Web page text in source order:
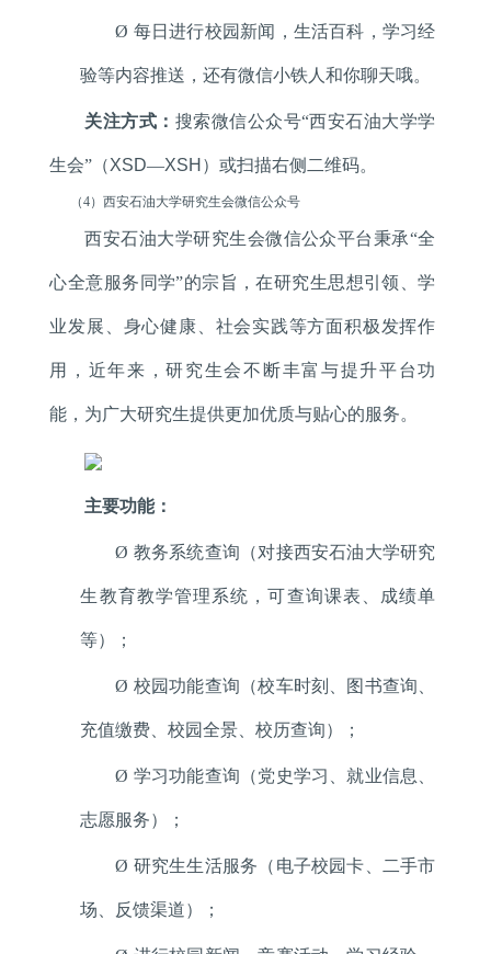
Ø 每日进行校园新闻，生活百科，学习经
验等内容推送，还有微信小铁人和你聊天哦。
关注方式 ： 搜索微信公众号“西安石油大学学
生会”（XSD—XSH ）或扫描右侧二维码。
（4）西安石油大学研究生会微信公众号
西安石油大学研究生会微信公众平台秉承“全
心全意服务同学”的宗旨，在研究生思想引领、学
业发展、身心健康、社会实践等方面积极发挥作
用，近年来，研究生会不断丰富与提升平台功
能，为广大研究生提供更加优质与贴心的服务。
主要功能：
Ø 教务系统查询（对接西安石油大学研究
生教育教学管理系统，可查询课表、成绩单
等）；
Ø 校园功能查询（校车时刻、图书查询、
充值缴费、校园全景、校历查询）；
Ø 学习功能查询（党史学习、就业信息、
志愿服务）；
Ø 研究生生活服务（电子校园卡、二手市
场、反馈渠道）；